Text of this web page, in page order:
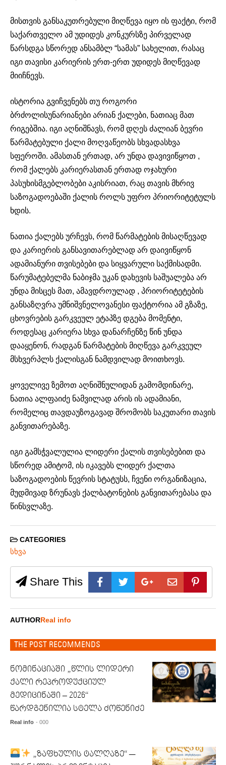
მისთვის განსაკუთრებული მიღწევა იყო ის ფაქტი, რომ
საქართველო ამ უდიდეს კონკურსზე პირველად
წარსდგა სწორედ ანსამბლ “სამას” სახელით, რასაც
იგი თავისი კარიერის ერთ-ერთ უდიდეს მიღწევად
მიიჩნევს.
ისტორია გვიჩვენებს თუ როგორი
ბრძოლისუნარიანები არიან ქალები, ნათიაც მათ
რიგებშია. იგი აღნიშნავს, რომ დღეს ძალიან ბევრი
წარმატებული ქალი მოღვაწეობს სხვადასხვა
სფეროში. ამასთან ერთად, არ უნდა დავივიწყოთ ,
რომ ქალებს კარიერასთან ერთად ოჯახური
პასუხისმგებლობები აკისრიათ, რაც თავის მხრივ
საზოგადოებაში ქალის როლს უფრო პრიორიტეტულს
ხდის.
ნათია ქალებს ურჩევს, რომ წარმატების მისაღწევად
და კარიერის განსავითარებლად არ დაივიწყონ
ადამიანური თვისებები და სიყვარული საქმისადმი.
წარუმატებელმა ნაბიჯმა უკან დახევის საშუალება არ
უნდა მისცეს მათ, ამავდროულად , პრიორიტეტების
განსაზღვრა უმნიშვნელოვანესი ფაქტორია ამ გზაზე,
ცხოვრების გარკვეულ ეტაპზე დგება მომენტი,
როდესაც კარიერა სხვა დანარჩენზე წინ უნდა
დააყენონ, რადგან წარმატების მიღწევა გარკვეულ
მსხვერპლს ქალისგან ნამდვილად მოითხოვს.
ყოველივე ზემოთ აღნიშნულიდან გამომდინარე,
ნათია ალფაიძე ნამვილად არის ის ადამიანი,
რომელიც თავდაუზოგავად შრომობს საკუთარი თავის
განვითარებაზე.
იგი გამსჭვალულია ლიდერი ქალის თვისებებით და
სწორედ ამიტომ, ის იკავებს ლიდერ ქალთა
საზოგადოების წევრის სტატუსს, ჩვენი ორგანიზაცია,
მუდმივად ზრუნავს ქალბატონების განვითარებასა და
წინსვლაზე.
CATEGORIES
სხვა
Share This
AUTHOR Real info
THE POST RECOMMENDS
ნომინაციაში „წლის ლიდერი
ქალი რეპროდუქციულ
მედიცინაში – 2026“
წარდგენილია სტელა ძოწენიძე
Real info - 000
„ზაფხულის ტალღაზე“ —